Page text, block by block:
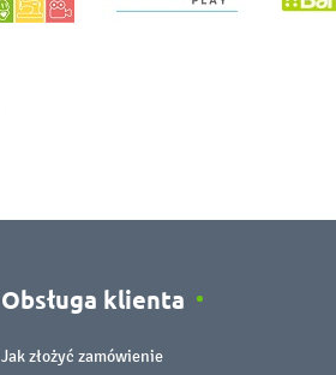
Obsługa klienta
Jak złożyć zamówienie